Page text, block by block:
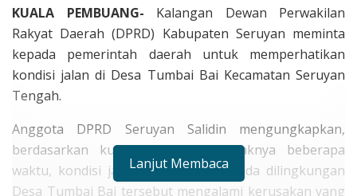
KUALA PEMBUANG- Kalangan Dewan Perwakilan
Rakyat Daerah (DPRD) Kabupaten Seruyan meminta
kepada pemerintah daerah untuk memperhatikan
kondisi jalan di Desa Tumbai Bai Kecamatan Seruyan
Tengah.
Anggota DPRD Seruyan Salidin mengungkapkan,
berdasarkan kunjungan reses pihaknya beberapa
waktu, kondisi jalan beraspal yang ada dilingkungan
Desa Tumbai Bai tersebut mengalami kerusakan yang
Lanjut Membaca